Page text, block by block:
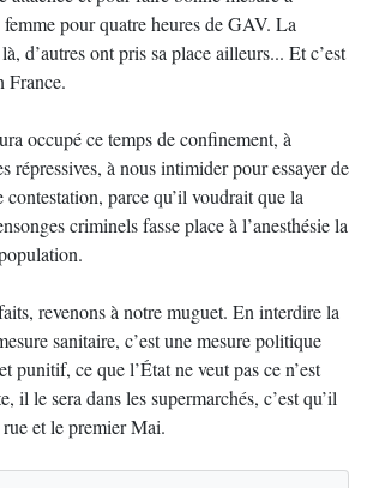
pour quatre heures de GAV. La
d’autres ont pris sa place ailleurs... Et c’est
France.
occupé ce temps de confinement, à
répressives, à nous intimider pour essayer de
parce qu’il voudrait que la
criminels fasse place à l’anesthésie la
revenons à notre muguet. En interdire la
sanitaire, c’est une mesure politique
punitif, ce que l’État ne veut pas ce n’est
il le sera dans les supermarchés, c’est qu’il
et le premier Mai.